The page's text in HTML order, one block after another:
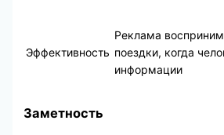
Эффективность
Реклама
поездки, когда
информации
Заметность